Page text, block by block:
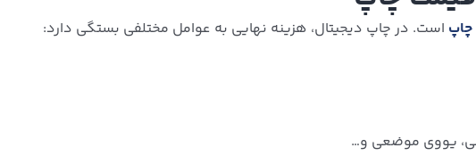
است. در چاپ دیجیتال، هزینه نهایی به عوامل مختلفی بستگی دارد:
یووی موضعی و…